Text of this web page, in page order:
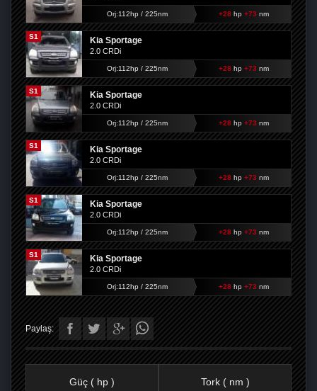
Orj:112hp / 225nm +28hp +73 nm
S1 Kia Sportage
2.0 CRDi
Orj:112hp / 225nm +28hp +73 nm
S1 Kia Sportage
2.0 CRDi
Orj:112hp / 225nm +28hp +73 nm
S1 Kia Sportage
2.0 CRDi
Orj:112hp / 225nm +28hp +73 nm
S1 Kia Sportage
2.0 CRDi
Orj:112hp / 225nm +28hp +73 nm
S1 Kia Sportage
2.0 CRDi
Orj:112hp / 225nm +28hp +73 nm
Paylaş:
Güç ( hp ) Tork ( nm )